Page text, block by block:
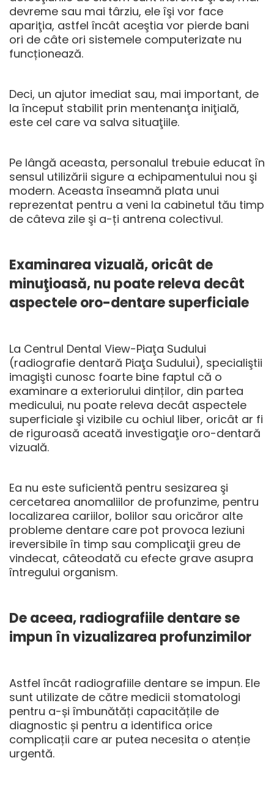
devreme sau mai târziu, ele îşi vor face
apariţia, astfel încât aceştia vor pierde bani
ori de câte ori sistemele computerizate nu
funcționează.
Deci, un ajutor imediat sau, mai important, de
la început stabilit prin mentenanţa iniţială,
este cel care va salva situaţiile.
Pe lângă aceasta, personalul trebuie educat în
sensul utilizării sigure a echipamentului nou şi
modern. Aceasta înseamnă plata unui
reprezentat pentru a veni la cabinetul tău timp
de câteva zile şi a-ți antrena colectivul.
Examinarea vizuală, oricât de
minuţioasă, nu poate releva decât
aspectele oro-dentare superficiale
La Centrul Dental View-Piaţa Sudului
(radiografie dentară Piaţa Sudului), specialiştii
imagişti cunosc foarte bine faptul că o
examinare a exteriorului dinților, din partea
medicului, nu poate releva decât aspectele
superficiale şi vizibile cu ochiul liber, oricât ar fi
de riguroasă aceată investigaţie oro-dentară
vizuală.
Ea nu este suficientă pentru sesizarea şi
cercetarea anomaliilor de profunzime, pentru
localizarea cariilor, bolilor sau oricăror alte
probleme dentare care pot provoca leziuni
ireversibile în timp sau complicaţii greu de
vindecat, câteodată cu efecte grave asupra
întregului organism.
De aceea, radiografiile dentare se
impun în vizualizarea profunzimilor
Astfel încât radiografiile dentare se impun. Ele
sunt utilizate de către medicii stomatologi
pentru a-și îmbunătăți capacitățile de
diagnostic și pentru a identifica orice
complicații care ar putea necesita o atenție
urgentă.